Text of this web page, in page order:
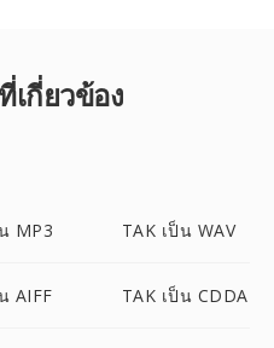
เกี่ยวข้อง
MP3 TAK เป็น WAV
AIFF TAK เป็น CDDA